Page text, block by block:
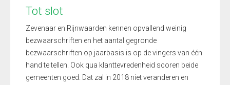
Tot slot
Zevenaar en Rijnwaarden kennen opvallend weinig
bezwaarschriften en het aantal gegronde
bezwaarschriften op jaarbasis is op de vingers van één
hand te tellen. Ook qua klanttevredenheid scoren beide
gemeenten goed. Dat zal in 2018 niet veranderen en